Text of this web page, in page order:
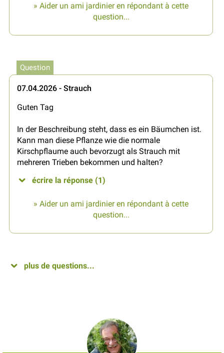
» Aider un ami jardinier en répondant à cette
question...
Question
07.04.2026 - Strauch
Guten Tag
In der Beschreibung steht, dass es ein Bäumchen ist.
Kann man diese Pflanze wie die normale
Kirschpflaume auch bevorzugt als Strauch mit
mehreren Trieben bekommen und halten?
écrire la réponse (1)
» Aider un ami jardinier en répondant à cette
question...
plus de questions...